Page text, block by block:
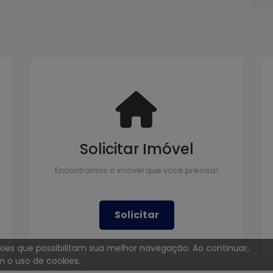
Solicitar Imóvel
Encontramos o imóvel que você precisa!
Solicitar
que possibilitam sua melhor navegação. Ao continuar,
o uso de cookies.